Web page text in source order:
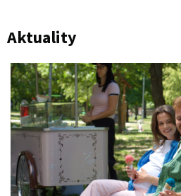
Aktuality